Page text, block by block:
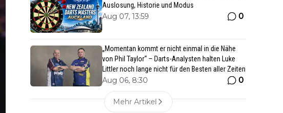
Auslosung, Historie und Modus
Aug 07, 13:59 0
„Momentan kommt er nicht einmal in die Nähe
von Phil Taylor“ – Darts-Analysten halten Luke
Littler noch lange nicht für den Besten aller Zeiten
Aug 06, 8:30 0
Mehr Artikel